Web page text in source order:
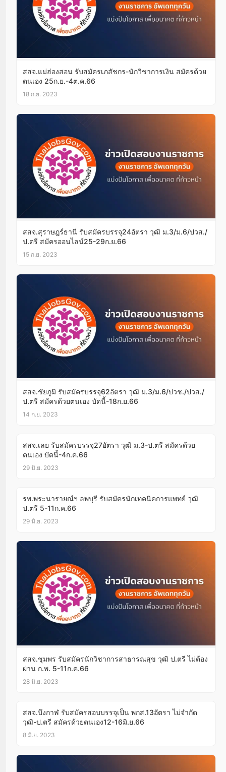
สสจ.แม่ฮ่องสอน รับสมัครเภสัชกร-นักวิชาการเงิน สมัครด้วย
ตนเอง 25ก.ย.-4ต.ค.66
18 ก.ย. 2023
สสจ.สุราษฎร์ธานี รับสมัครบรรจุ24อัตรา วุฒิ ม.3/ม.6/ปวส./
ป.ตรี สมัครออนไลน์25-29ก.ย.66
15 ก.ย. 2023
สสจ.ชัยภูมิ รับสมัครบรรจุ62อัตรา วุฒิ ม.3/ม.6/ปวช./ปวส./
ป.ตรี สมัครด้วยตนเอง บัดนี้-18ก.ย.66
14 ก.ย. 2023
สสจ.เลย รับสมัครบรรจุ27อัตรา วุฒิ ม.3-ป.ตรี สมัครด้วย
ตนเอง บัดนี้-4ก.ค.66
29 มิ.ย. 2023
รพ.พระนารายณ์ฯ ลพบุรี รับสมัครนักเทคนิคการแพทย์ วุฒิ
ป.ตรี 5-11ก.ค.66
29 มิ.ย. 2023
สสจ.ชุมพร รับสมัครนักวิชาการสาธารณสุข วุฒิ ป.ตรี ไม่ต้อง
ผ่าน ก.พ. 5-11ก.ค.66
28 มิ.ย. 2023
สสจ.บึงกาฬ รับสมัครสอบบรรจุเป็น พกส.13อัตรา ไม่จำกัด
วุฒิ-ป.ตรี สมัครด้วยตนเอง12-16มิ.ย.66
8 มิ.ย. 2023